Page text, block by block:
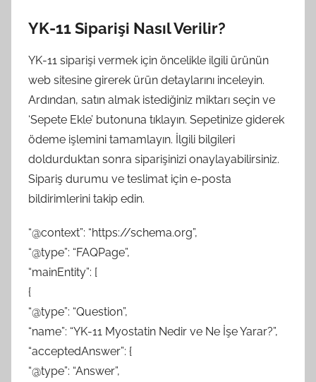
YK-11 Siparişi Nasıl Verilir?
YK-11 siparişi vermek için öncelikle ilgili ürünün
web sitesine girerek ürün detaylarını inceleyin.
Ardından, satın almak istediğiniz miktarı seçin ve
‘Sepete Ekle’ butonuna tıklayın. Sepetinize giderek
ödeme işlemini tamamlayın. İlgili bilgileri
doldurduktan sonra siparişinizi onaylayabilirsiniz.
Sipariş durumu ve teslimat için e-posta
bildirimlerini takip edin.
“@context”: “https://schema.org”,
“@type”: “FAQPage”,
“mainEntity”: [
{
“@type”: “Question”,
“name”: “YK-11 Myostatin Nedir ve Ne İşe Yarar?”,
“acceptedAnswer”: {
“@type”: “Answer”,